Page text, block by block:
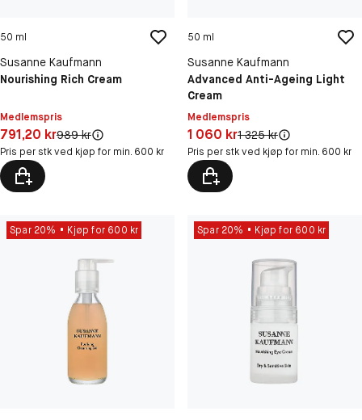
50 ml
Susanne Kaufmann
Nourishing Rich Cream
Medlemspris
Pris: 791,20 kr
791,20 krOriginal pris:
989 kr
Pris per stk ved kjøp for min. 600 kr
50 ml
Susanne Kaufmann
Advanced Anti-Ageing Light
Cream
Medlemspris
Pris: 1 060 kr
1 060 krOriginal pris:
1 325 kr
Pris per stk ved kjøp for min. 600 kr
Spar 20% Kjøp for 600 kr Spar 20% Kjøp for 600 kr